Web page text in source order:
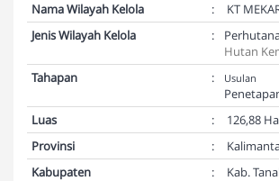
Nama Wilayah Kelola
:
KT
Jenis Wilayah Kelola
:
Hutan
Tahapan
: Usulan
Luas
:
126,88 Ha
Provinsi
:
Kabupaten
:
Kab.